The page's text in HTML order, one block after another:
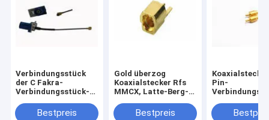
Verbindungsstück
der C Fakra-
Verbindungsstück-
mit Kabel SMB-Rfs
Bestpreis
Gold überzog
Koaxialstecker Rfs
MMCX, Latte-Berg-
Bestpreis
Pin-
gegenwärtige